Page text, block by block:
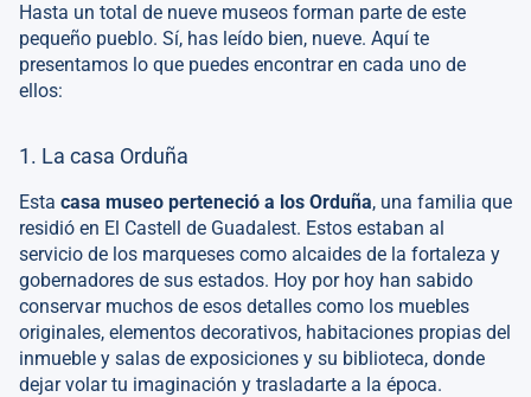
Hasta un total de nueve museos forman parte de este
pequeño pueblo. Sí, has leído bien, nueve. Aquí te
presentamos lo que puedes encontrar en cada uno de
ellos:
1. La casa Orduña
Esta casa museo perteneció a los Orduña, una familia que
residió en El Castell de Guadalest. Estos estaban al
servicio de los marqueses como alcaides de la fortaleza y
gobernadores de sus estados. Hoy por hoy han sabido
conservar muchos de esos detalles como los muebles
originales, elementos decorativos, habitaciones propias del
inmueble y salas de exposiciones y su biblioteca, donde
dejar volar tu imaginación y trasladarte a la época.